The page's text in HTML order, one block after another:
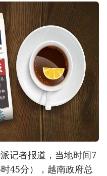
记者报道，当地时间7
45分），越南政府总